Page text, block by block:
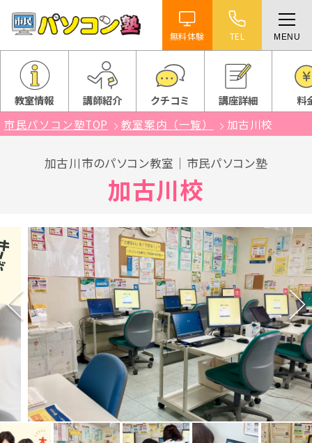
無料体験 TEL MENU
ホーム
特徴
講座紹介
教室案内
よくある質問
無料体験に申し込む
0120-868-003
受付時間／9:00〜18:00 土日祝休み
教室情報 講師紹介 クチコミ 講座詳細 料
市民パソコン塾TOP 教室案内（一覧） 加古川校
加古川市のパソコン教室｜市民パソコン塾
加古川校